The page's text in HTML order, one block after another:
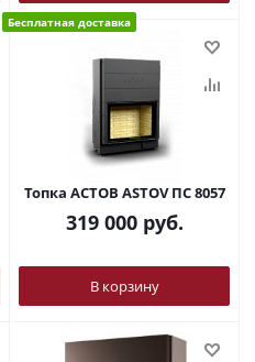
Бесплатная доставка
Топка АСТОВ ASTOV ПС 8057
319 000руб.
В корзину